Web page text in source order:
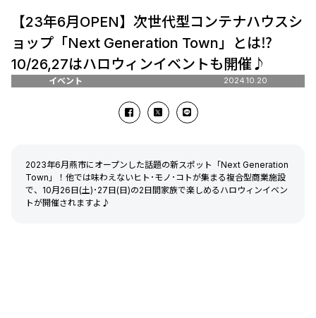
【23年6月OPEN】次世代型コンテナハウスシ
ョップ「Next Generation Town」とは⁉
10/26,27はハロウィンイベントも開催♪
イベント 2024.10.20
2023年6月燕市にオープンした話題の新スポット「Next Generation
Town」！他では味わえないヒト･モノ･コトが集まる複合型商業施設
で、10月26日(土)･27日(日)の2日間家族で楽しめるハロウィンイベン
トが開催されますよ♪